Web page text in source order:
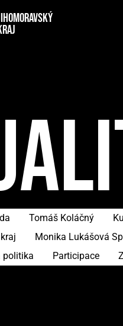
Tomáš Koláčný
Monika Lukášová
politika Participace